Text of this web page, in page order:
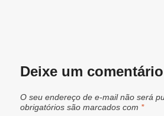
Deixe um comentário
O seu endereço de e-mail não será
obrigatórios são marcados com *